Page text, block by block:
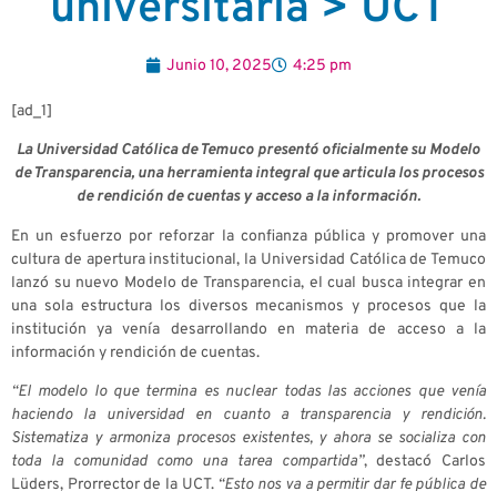
Junio 10, 2025 4:25 pm
[ad_1]
La Universidad Católica de Temuco presentó oficialmente su Modelo
de Transparencia, una herramienta integral que articula los procesos
de rendición de cuentas y acceso a la información.
En un esfuerzo por reforzar la confianza pública y promover una
cultura de apertura institucional, la Universidad Católica de Temuco
lanzó su nuevo Modelo de Transparencia, el cual busca integrar en
una sola estructura los diversos mecanismos y procesos que la
institución ya venía desarrollando en materia de acceso a la
información y rendición de cuentas.
“El modelo lo que termina es nuclear todas las acciones que venía
haciendo la universidad en cuanto a transparencia y rendición.
Sistematiza y armoniza procesos existentes, y ahora se socializa con
toda la comunidad como una tarea compartida”, destacó Carlos
Lüders, Prorrector de la UCT. “Esto nos va a permitir dar fe pública de